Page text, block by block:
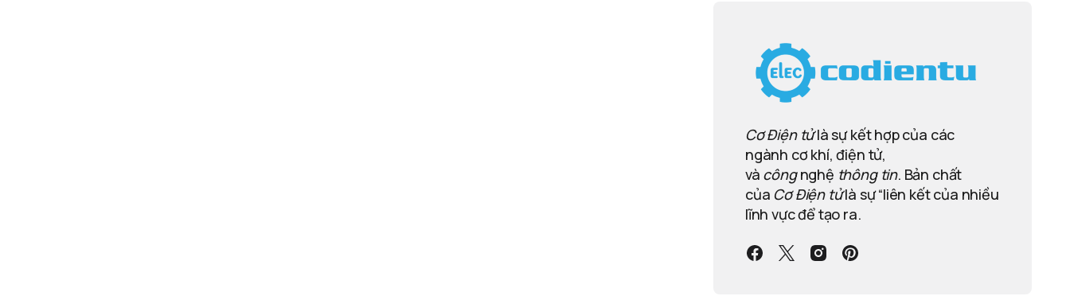
Cơ Điện tửlà sự kết hợp của các
ngành cơ khí, điện tử,
và côngnghệ thông tin. Bản chất
của Cơ Điện tửlà sự “liên kết của nhiều
lĩnh vực để tạo ra.